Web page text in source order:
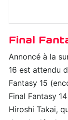
Final
Annoncé à la
16 est attendu
Fantasy 15
Final Fantasy
Hiroshi Takai,